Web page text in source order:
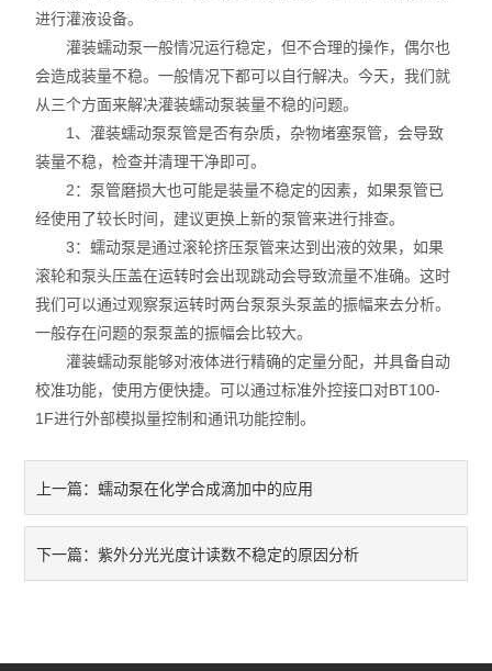
SCIEX
美墨尔特（Memmert）
赛默飞
进行灌液设备。
灌装蠕动泵一般情况运行稳定，但不合理的操作，偶尔也
会造成装量不稳。一般情况下都可以自行解决。今天，我们就
从三个方面来解决灌装蠕动泵装量不稳的问题。
1、灌装蠕动泵泵管是否有杂质，杂物堵塞泵管，会导致
装量不稳，检查并清理干净即可。
2：泵管磨损大也可能是装量不稳定的因素，如果泵管已
经使用了较长时间，建议更换上新的泵管来进行排查。
3：蠕动泵是通过滚轮挤压泵管来达到出液的效果，如果
滚轮和泵头压盖在运转时会出现跳动会导致流量不准确。这时
我们可以通过观察泵运转时两台泵泵头泵盖的振幅来去分析。
一般存在问题的泵泵盖的振幅会比较大。
灌装蠕动泵能够对液体进行精确的定量分配，并具备自动
校准功能，使用方便快捷。可以通过标准外控接口对BT100-
1F进行外部模拟量控制和通讯功能控制。
上一篇：蠕动泵在化学合成滴加中的应用
下一篇：紫外分光光度计读数不稳定的原因分析